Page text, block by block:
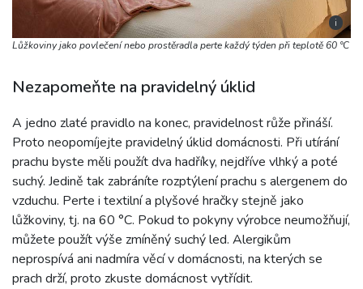
i
Lůžkoviny jako povlečení nebo prostěradla perte každý týden při teplotě 60 °C
Nezapomeňte na pravidelný úklid
A jedno zlaté pravidlo na konec, pravidelnost růže přináší.
Proto neopomíjejte pravidelný úklid domácnosti. Při utírání
prachu byste měli použít dva hadříky, nejdříve vlhký a poté
suchý. Jedině tak zabráníte rozptýlení prachu s alergenem do
vzduchu. Perte i textilní a plyšové hračky stejně jako
lůžkoviny, tj. na 60 °C. Pokud to pokyny výrobce neumožňují,
můžete použít výše zmíněný suchý led. Alergikům
neprospívá ani nadmíra věcí v domácnosti, na kterých se
prach drží, proto zkuste domácnost vytřídit.